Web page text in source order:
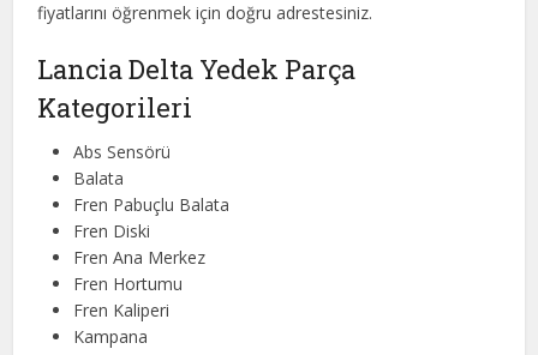
fiyatlarını öğrenmek için doğru adrestesiniz.
Lancia Delta Yedek Parça
Kategorileri
Abs Sensörü
Balata
Fren Pabuçlu Balata
Fren Diski
Fren Ana Merkez
Fren Hortumu
Fren Kaliperi
Kampana